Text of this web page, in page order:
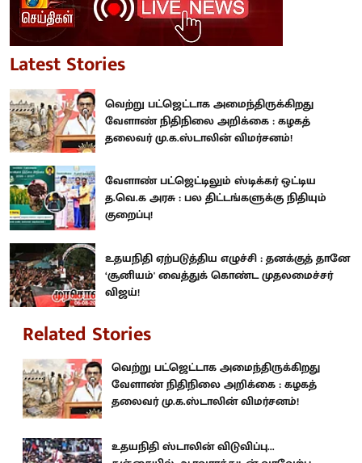
Latest Stories
வெற்று பட்ஜெட்டாக அமைந்திருக்கிறது
வேளாண் நிதிநிலை அறிக்கை : கழகத்
தலைவர் மு.க.ஸ்டாலின் விமர்சனம்!
வேளாண் பட்ஜெட்டிலும் ஸ்டிக்கர் ஒட்டிய
த.வெ.க அரசு : பல திட்டங்களுக்கு நிதியும்
குறைப்பு!
உதயநிதி ஏற்படுத்திய எழுச்சி : தனக்குத் தானே
‘சூனியம்' வைத்துக் கொண்ட முதலமைச்சர்
விஜய்!
Related Stories
வெற்று பட்ஜெட்டாக அமைந்திருக்கிறது
வேளாண் நிதிநிலை அறிக்கை : கழகத்
தலைவர் மு.க.ஸ்டாலின் விமர்சனம்!
உதயநிதி ஸ்டாலின் விடுவிப்பு...